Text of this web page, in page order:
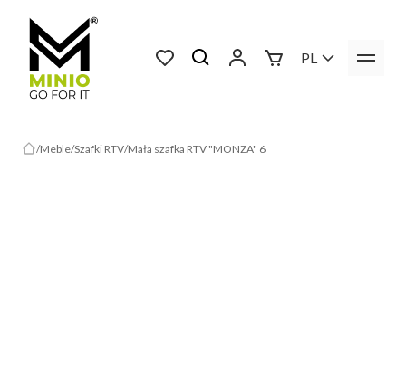
PL
Meble Szafki RTV Mała szafka RTV "MONZA" 6